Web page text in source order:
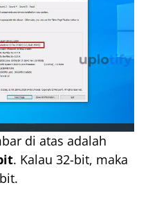
di atas adalah
. Kalau 32-bit, maka